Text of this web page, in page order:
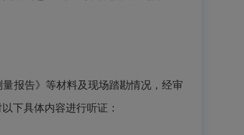
报告》等材料及现场踏勘情况，经审
下具体内容进行听证：